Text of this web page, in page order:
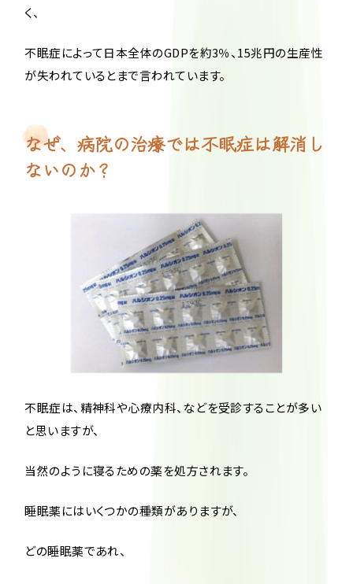
く、
不眠症によって日本全体のGDPを約3％、15兆円の生産性
が失われているとまで言われています。
なぜ、病院の治療では不眠症は解消し
ないのか？
不眠症は、精神科や心療内科、などを受診することが多い
と思いますが、
当然のように寝るための薬を処方されます。
睡眠薬にはいくつかの種類がありますが、
どの睡眠薬であれ、